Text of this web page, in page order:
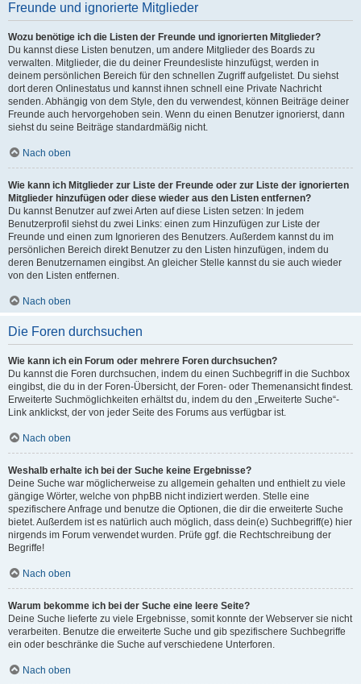
Freunde und ignorierte Mitglieder
Wozu benötige ich die Listen der Freunde und ignorierten Mitglieder?
Du kannst diese Listen benutzen, um andere Mitglieder des Boards zu
verwalten. Mitglieder, die du deiner Freundesliste hinzufügst, werden in
deinem persönlichen Bereich für den schnellen Zugriff aufgelistet. Du siehst
dort deren Onlinestatus und kannst ihnen schnell eine Private Nachricht
senden. Abhängig von dem Style, den du verwendest, können Beiträge deiner
Freunde auch hervorgehoben sein. Wenn du einen Benutzer ignorierst, dann
siehst du seine Beiträge standardmäßig nicht.
Nach oben
Wie kann ich Mitglieder zur Liste der Freunde oder zur Liste der ignorierten
Mitglieder hinzufügen oder diese wieder aus den Listen entfernen?
Du kannst Benutzer auf zwei Arten auf diese Listen setzen: In jedem
Benutzerprofil siehst du zwei Links: einen zum Hinzufügen zur Liste der
Freunde und einen zum Ignorieren des Benutzers. Außerdem kannst du im
persönlichen Bereich direkt Benutzer zu den Listen hinzufügen, indem du
deren Benutzernamen eingibst. An gleicher Stelle kannst du sie auch wieder
von den Listen entfernen.
Nach oben
Die Foren durchsuchen
Wie kann ich ein Forum oder mehrere Foren durchsuchen?
Du kannst die Foren durchsuchen, indem du einen Suchbegriff in die Suchbox
eingibst, die du in der Foren-Übersicht, der Foren- oder Themenansicht findest.
Erweiterte Suchmöglichkeiten erhältst du, indem du den „Erweiterte Suche“-
Link anklickst, der von jeder Seite des Forums aus verfügbar ist.
Nach oben
Weshalb erhalte ich bei der Suche keine Ergebnisse?
Deine Suche war möglicherweise zu allgemein gehalten und enthielt zu viele
gängige Wörter, welche von phpBB nicht indiziert werden. Stelle eine
spezifischere Anfrage und benutze die Optionen, die dir die erweiterte Suche
bietet. Außerdem ist es natürlich auch möglich, dass dein(e) Suchbegriff(e) hier
nirgends im Forum verwendet wurden. Prüfe ggf. die Rechtschreibung der
Begriffe!
Nach oben
Warum bekomme ich bei der Suche eine leere Seite?
Deine Suche lieferte zu viele Ergebnisse, somit konnte der Webserver sie nicht
verarbeiten. Benutze die erweiterte Suche und gib spezifischere Suchbegriffe
ein oder beschränke die Suche auf verschiedene Unterforen.
Nach oben